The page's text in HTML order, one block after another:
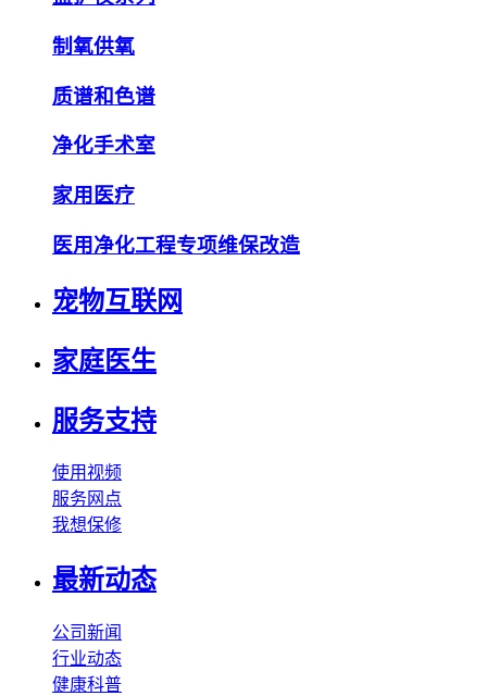
制氧供氧
质谱和色谱
净化手术室
家用医疗
医用净化工程专项维保改造
宠物互联网
家庭医生
服务支持
使用视频
服务网点
我想保修
最新动态
公司新闻
行业动态
健康科普